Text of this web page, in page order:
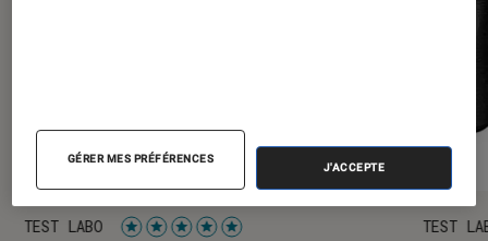
TEST LABO TEST
GÉRER MES PRÉFÉRENCES
J'ACCEPTE